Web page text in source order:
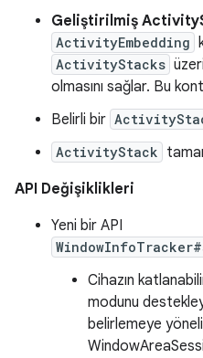
Geliştirilmiş
ActivityEmbedding
ActivityStacks
olmasını sağlar. Bu
Belirli bir
ActivityStack
API Değişiklikleri
Yeni bir API
Cihazın
modunu
belirlemeye